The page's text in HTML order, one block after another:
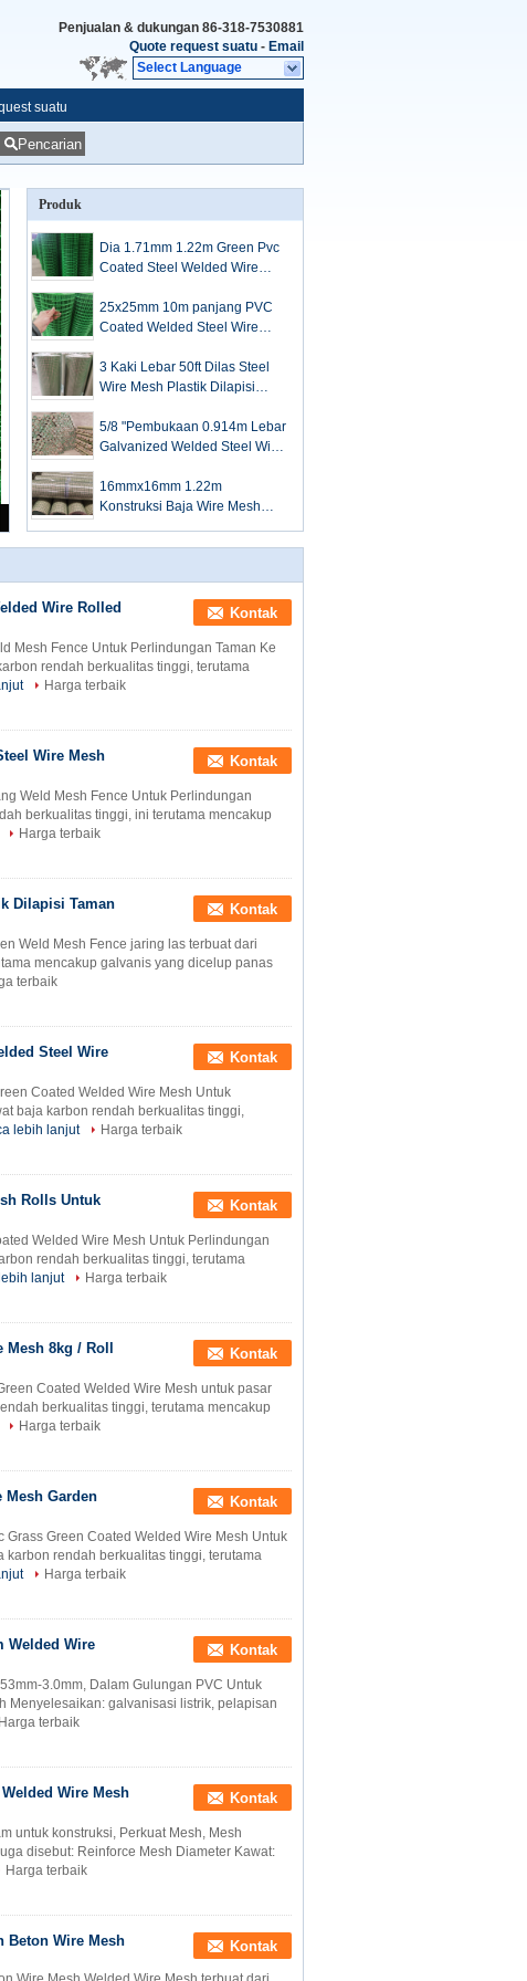
Penjualan & dukungan 86-318-7530881
Quote request suatu - Email
Select Language
suatu
Pencarian
Produk
Dia 1.71mm 1.22m Green Pvc
Coated Steel Welded Wire
25x25mm 10m panjang PVC
Coated Welded Steel Wire
Anggar
3 Kaki Lebar 50ft Dilas Steel
Wire Mesh Plastik Dilapisi
5/8 "Pembukaan 0.914m Lebar
Galvanized Welded Steel Wire
Taman
16mmx16mm 1.22m
Konstruksi Baja Wire Mesh
Perumahan
Wire Rolled
Kontak
Mesh Fence Untuk Perlindungan Taman Ke
rendah berkualitas tinggi, terutama
Harga terbaik
Wire Mesh
Kontak
Weld Mesh Fence Untuk Perlindungan
berkualitas tinggi, ini terutama mencakup
Harga terbaik
Dilapisi Taman
Kontak
Weld Mesh Fence jaring las terbuat dari
mencakup galvanis yang dicelup panas
terbaik
Steel Wire
Kontak
Coated Welded Wire Mesh Untuk
baja karbon rendah berkualitas tinggi,
lebih lanjut
Harga terbaik
Rolls Untuk
Kontak
Welded Wire Mesh Untuk Perlindungan
rendah berkualitas tinggi, terutama
lanjut
Harga terbaik
8kg / Roll
Kontak
Coated Welded Wire Mesh untuk pasar
berkualitas tinggi, terutama mencakup
Harga terbaik
Mesh Garden
Kontak
Green Coated Welded Wire Mesh Untuk
karbon rendah berkualitas tinggi, terutama
Harga terbaik
Welded Wire
Kontak
3.0mm, Dalam Gulungan PVC Untuk
Menyelesaikan: galvanisasi listrik, pelapisan
Harga terbaik
Wire Mesh
Kontak
untuk konstruksi, Perkuat Mesh, Mesh
disebut: Reinforce Mesh Diameter Kawat:
Harga terbaik
Beton Wire Mesh Kontak